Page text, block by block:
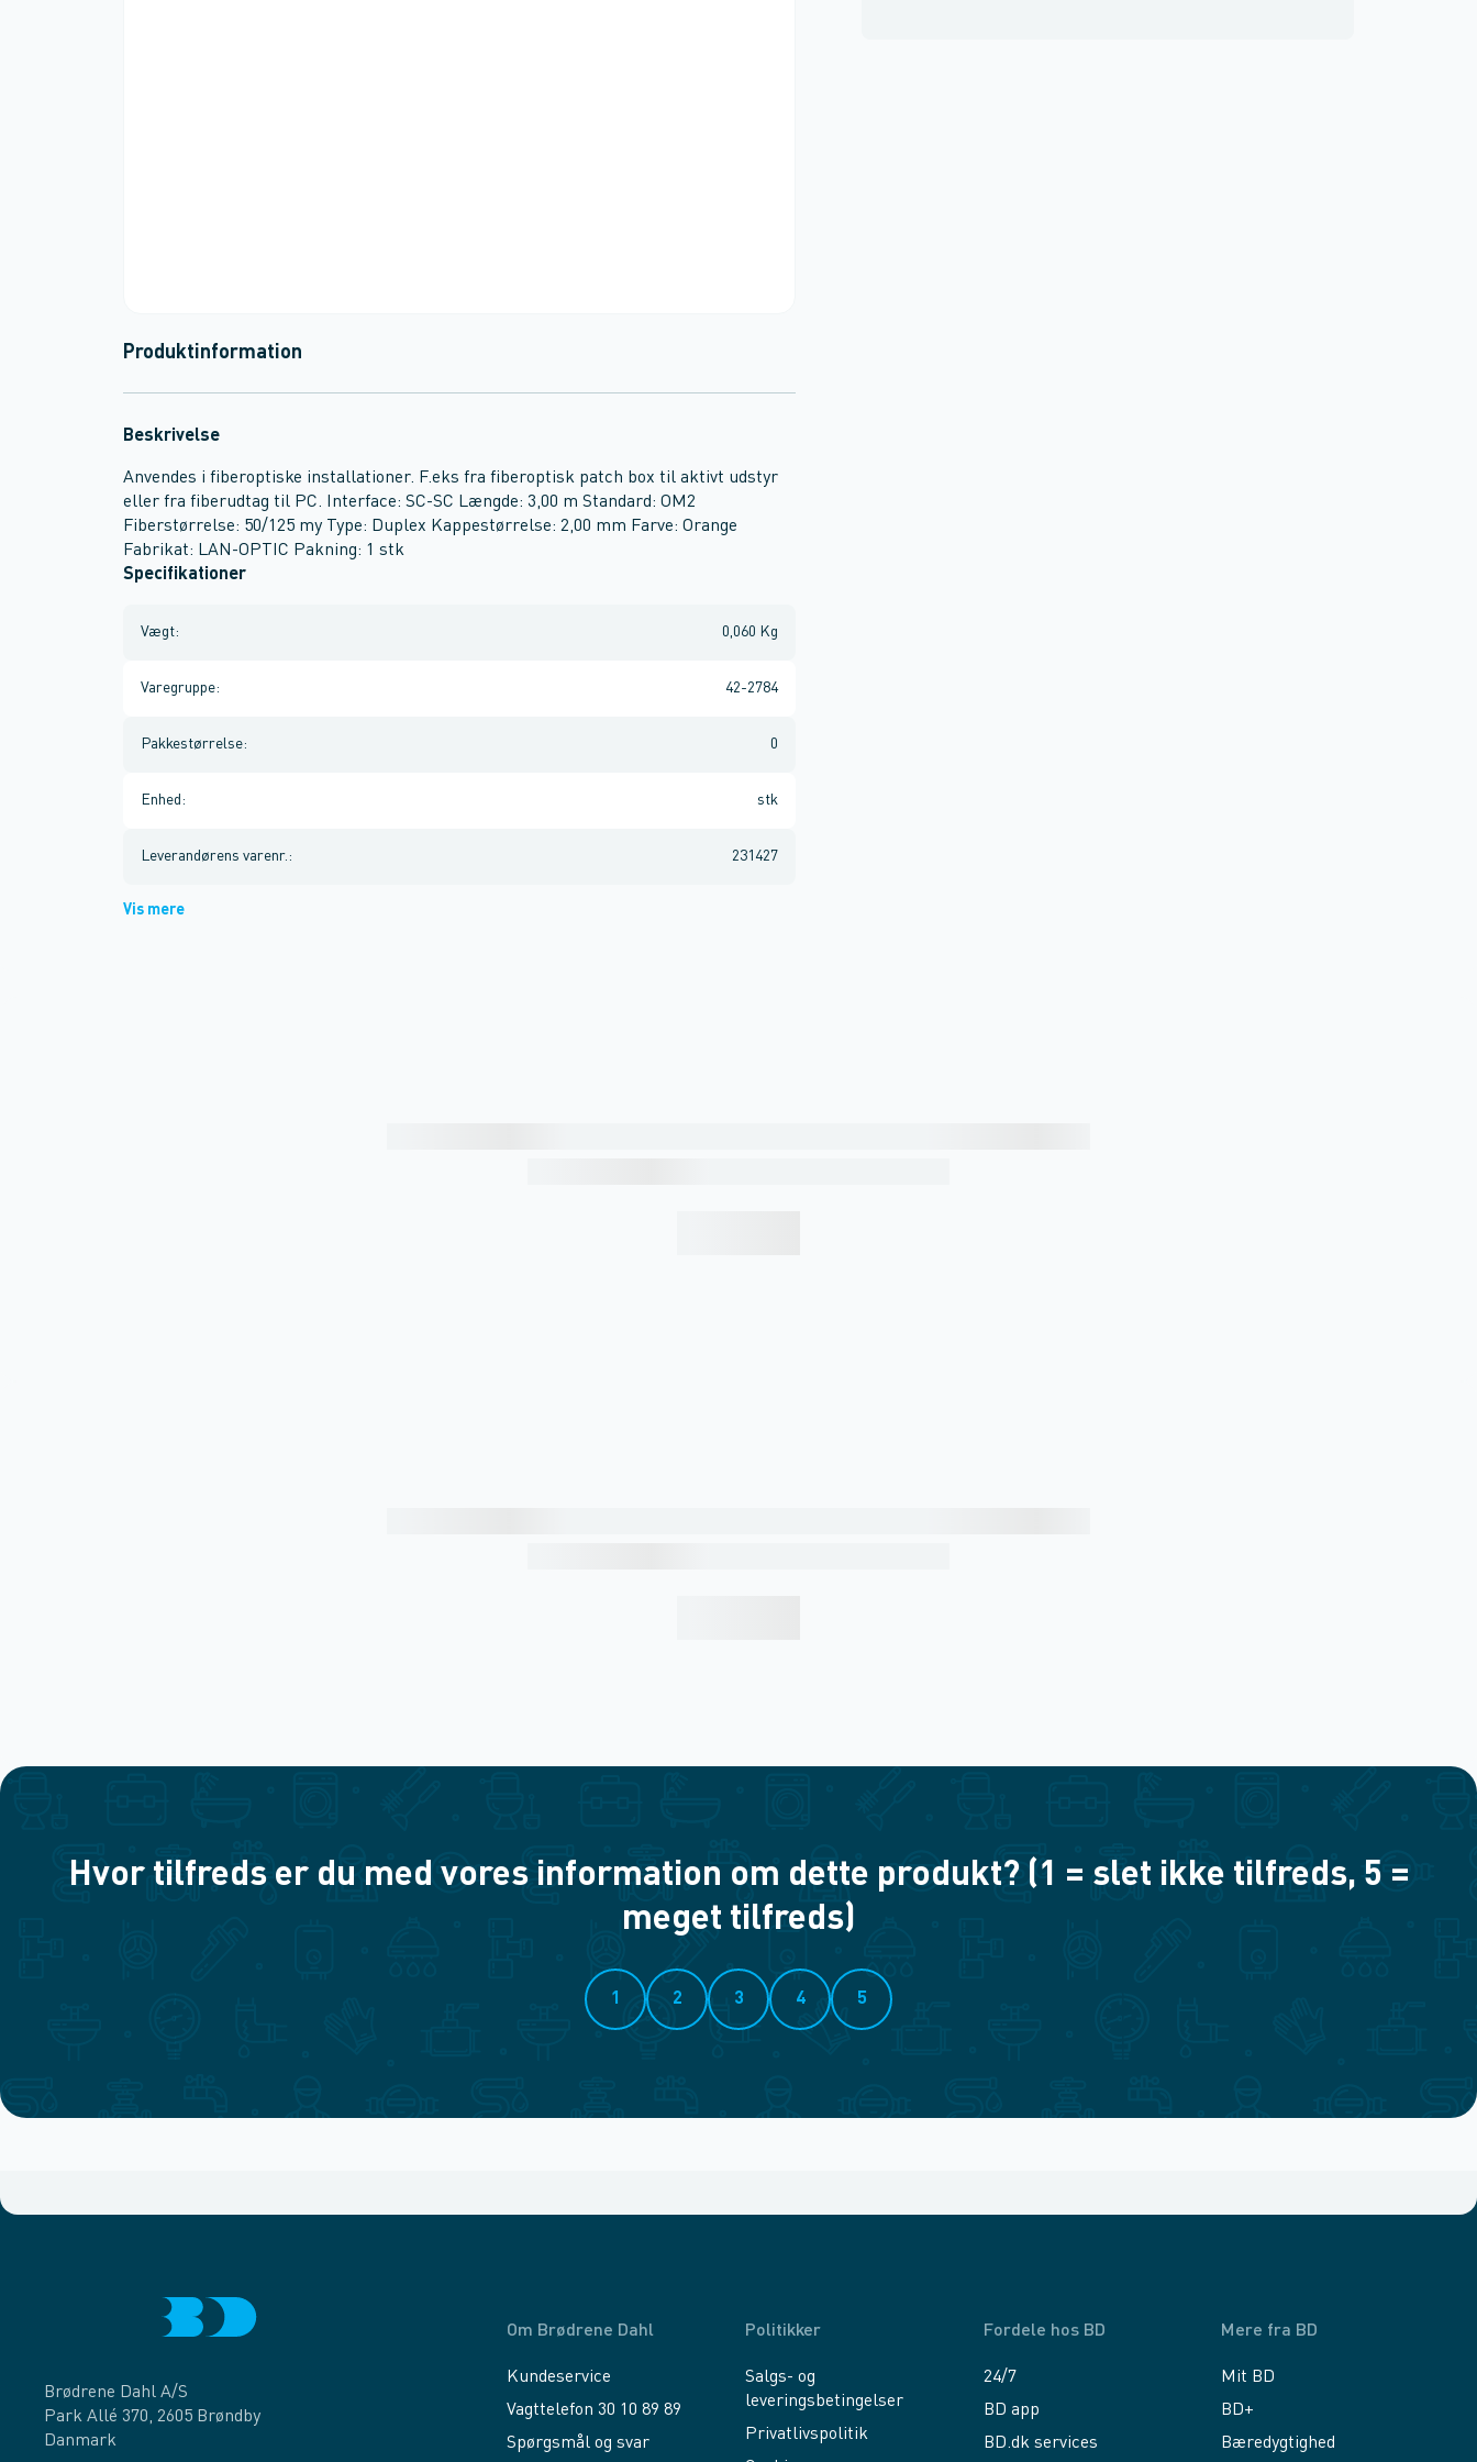
Produktinformation
Beskrivelse
Anvendes i fiberoptiske installationer. F.eks fra fiberoptisk patch box til aktivt udstyr
eller fra fiberudtag til PC. Interface: SC-SC Længde: 3,00 m Standard: OM2
Fiberstørrelse: 50/125 my Type: Duplex Kappestørrelse: 2,00 mm Farve: Orange
Fabrikat: LAN-OPTIC Pakning: 1 stk
Specifikationer
Vægt: 0,060 Kg
Varegruppe: 42-2784
Pakkestørrelse: 0
Enhed : stk
Leverandørens varenr. : 231427
Vis mere
Hvor tilfreds er du med vores information om dette produkt? (1 = slet ikke tilfreds, 5 =
meget tilfreds)
1 2 3 4 5
Brødrene Dahl A/S
Park Allé 370, 2605 Brøndby
Danmark
Om Brødrene Dahl
Kundeservice
Vagttelefon 30 10 89 89
Spørgsmål og svar
Politikker
Salgs- og
leveringsbetingelser
Privatlivspolitik
Fordele hos BD
24/7
BD app
BD.dk services
Mere fra BD
Mit BD
BD+
Bæredygtighed